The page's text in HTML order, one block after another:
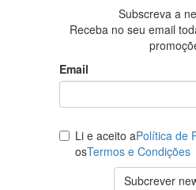
Subscreva a
Receba no seu email
Email
Li e aceito aPolítica de
osTermos e Condições
Subcrever